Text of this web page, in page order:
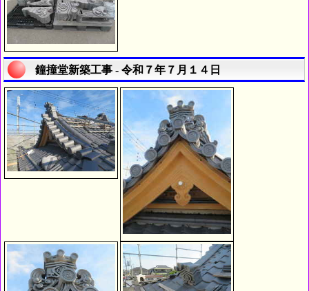
鐘撞堂新築工事 - 令和７年７月１４日